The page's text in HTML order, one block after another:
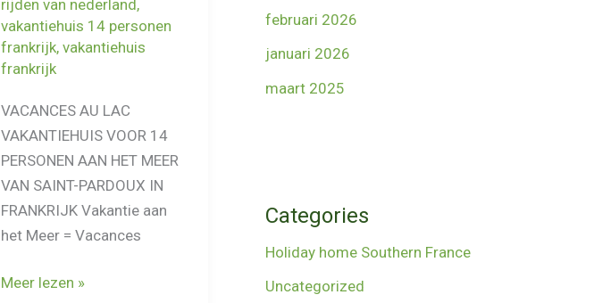
rijden van nederland,
vakantiehuis 14 personen
frankrijk,vakantiehuis
frankrijk
VACANCES AU LAC
VAKANTIEHUIS VOOR 14
PERSONEN AAN HET MEER
VAN SAINT-PARDOUX IN
FRANKRIJK Vakantie aan
het Meer = Vacances
Vakantie
Meer lezen »
februari 2026
januari 2026
maart 2025
Categories
Holiday home Southern France
Uncategorized